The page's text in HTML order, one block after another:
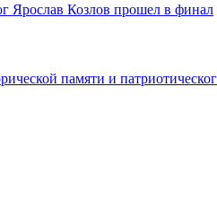
Ярослав Козлов прошел в финал